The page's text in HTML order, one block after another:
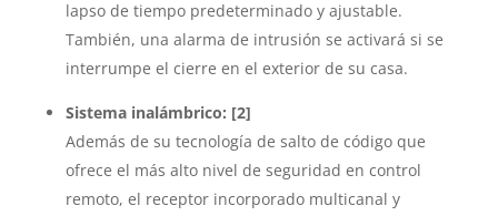
lapso de tiempo predeterminado y ajustable.
También, una alarma de intrusión se activará si se
interrumpe el cierre en el exterior de su casa.
Sistema inalámbrico: [2]
Además de su tecnología de salto de código que
ofrece el más alto nivel de seguridad en control
remoto, el receptor incorporado multicanal y